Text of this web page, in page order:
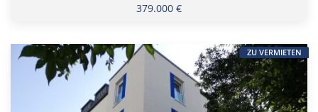
379.000 €
ZU VERMIETEN